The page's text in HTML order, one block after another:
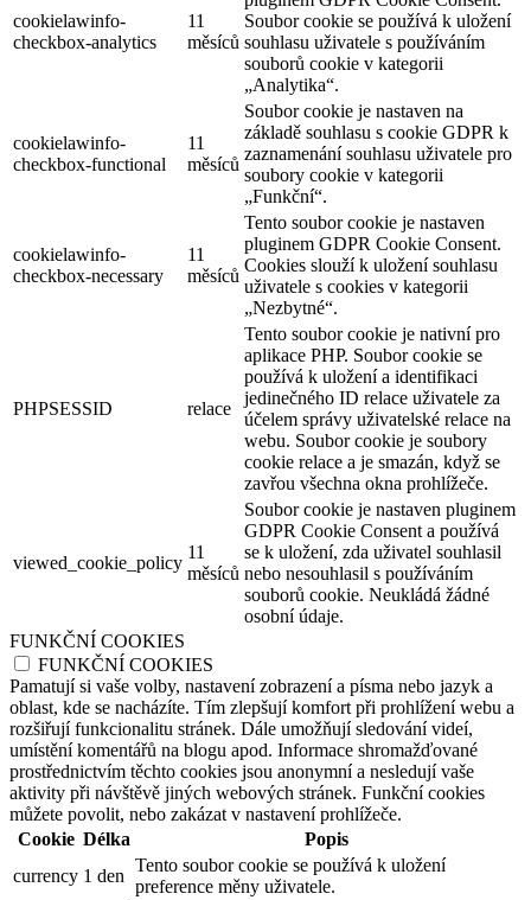
cookielawinfo-
checkbox-analytics
11
měsíců
Soubor cookie se používá k uložení
souhlasu uživatele s používáním
souborů cookie v kategorii
„Analytika“.
cookielawinfo-
checkbox-functional
11
měsíců
Soubor cookie je nastaven na
základě souhlasu s cookie GDPR k
zaznamenání souhlasu uživatele pro
soubory cookie v kategorii
„Funkční“.
cookielawinfo-
checkbox-necessary
11
měsíců
Tento soubor cookie je nastaven
pluginem GDPR Cookie Consent.
Cookies slouží k uložení souhlasu
uživatele s cookies v kategorii
„Nezbytné“.
PHPSESSID relace
Tento soubor cookie je nativní pro
aplikace PHP. Soubor cookie se
používá k uložení a identifikaci
jedinečného ID relace uživatele za
účelem správy uživatelské relace na
webu. Soubor cookie je soubory
cookie relace a je smazán, když se
zavřou všechna okna prohlížeče.
viewed_cookie_policy
11
měsíců
Soubor cookie je nastaven pluginem
GDPR Cookie Consent a používá
se k uložení, zda uživatel souhlasil
nebo nesouhlasil s používáním
souborů cookie. Neukládá žádné
osobní údaje.
FUNKČNÍ COOKIES
FUNKČNÍ COOKIES
Pamatují si vaše volby, nastavení zobrazení a písma nebo jazyk a
oblast, kde se nacházíte. Tím zlepšují komfort při prohlížení webu a
rozšiřují funkcionalitu stránek. Dále umožňují sledování videí,
umístění komentářů na blogu apod. Informace shromažďované
prostřednictvím těchto cookies jsou anonymní a nesledují vaše
aktivity při návštěvě jiných webových stránek. Funkční cookies
můžete povolit, nebo zakázat v nastavení prohlížeče.
Cookie Délka
Popis
currency 1 den
Tento soubor cookie se používá k uložení
preference měny uživatele.